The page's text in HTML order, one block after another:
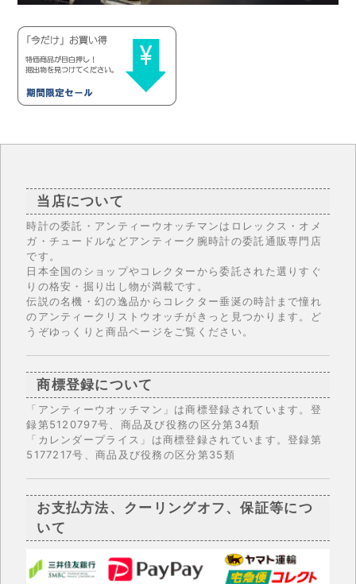
当店について
時計の委託・アンティーウオッチマンはロレックス・オメ
ガ・チュードルなどアンティーク腕時計の委託通販専門店
です。
日本全国のショップやコレクターから委託された選りすぐ
りの格安・掘り出し物が満載です。
伝説の名機・幻の逸品からコレクター垂涎の時計まで憧れ
のアンティークリストウオッチがきっと見つかります。ど
うぞゆっくりと商品ページをご覧ください。
商標登録について
「アンティーウオッチマン」は商標登録されています。登
録第5120797号、商品及び役務の区分第34類
「カレンダープライス」は商標登録されています。登録第
5177217号、商品及び役務の区分第35類
お支払方法、クーリングオフ、保証等につ
いて